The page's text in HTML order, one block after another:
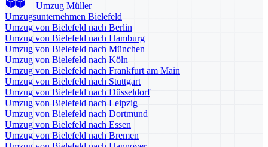
Umzug Müller
Umzugsunternehmen Bielefeld
Umzug von Bielefeld nach Berlin
Umzug von Bielefeld nach Hamburg
Umzug von Bielefeld nach München
Umzug von Bielefeld nach Köln
Umzug von Bielefeld nach Frankfurt am Main
Umzug von Bielefeld nach Stuttgart
Umzug von Bielefeld nach Düsseldorf
Umzug von Bielefeld nach Leipzig
Umzug von Bielefeld nach Dortmund
Umzug von Bielefeld nach Essen
Umzug von Bielefeld nach Bremen